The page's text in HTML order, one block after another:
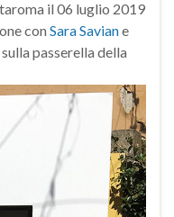
il 06 luglio 2019
con Sara Saviane
passerella della